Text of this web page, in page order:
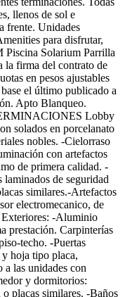
llenos de sol e
frente. Unidades
para disfrutar,
Piscina Solarium Parrilla
la firma del contrato de
en pesos ajustables
el último publicado a
Apto Blanqueo.
Lobby
solados en porcelanato
nobles. -Cielorraso
con artefactos
de primera calidad. -
de seguridad
similares.-Artefactos
electromecanico, de
Exteriores: -Aluminio
prestación. Carpinterías
techo. -Puertas
hoja tipo placa,
a las unidades con
y dormitorios:
placas similares. -Baños